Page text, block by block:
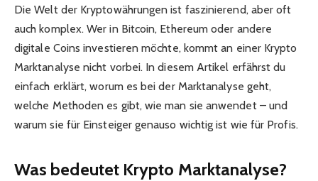
Die Welt der Kryptowährungen ist faszinierend, aber oft
auch komplex. Wer in Bitcoin, Ethereum oder andere
digitale Coins investieren möchte, kommt an einer Krypto
Marktanalyse nicht vorbei. In diesem Artikel erfährst du
einfach erklärt, worum es bei der Marktanalyse geht,
welche Methoden es gibt, wie man sie anwendet – und
warum sie für Einsteiger genauso wichtig ist wie für Profis.
Was bedeutet Krypto Marktanalyse?